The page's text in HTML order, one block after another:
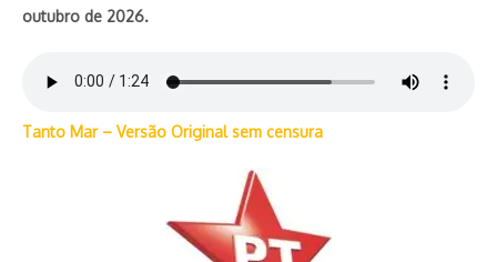
outubro de 2026.
Tanto Mar – Versão Original sem censura